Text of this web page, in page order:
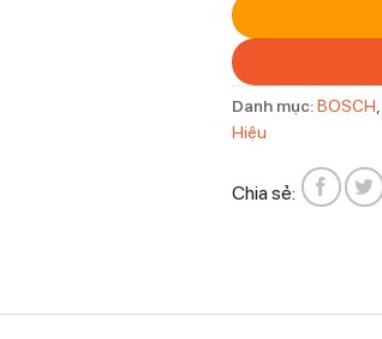
Danh mục:BOSCH
Hiệu
Chia sẻ: